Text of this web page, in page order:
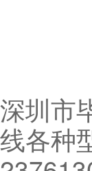
深圳市
线各种